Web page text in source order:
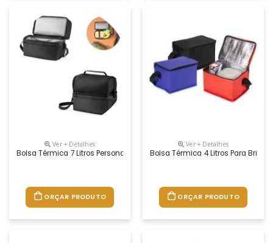
Ver + Detalhes
Bolsa Térmica 7 Litros Personalizado
ORÇAR PRODUTO
Ver + Detalhes
Bolsa Térmica 4 Litros Para
ORÇAR PRODUTO